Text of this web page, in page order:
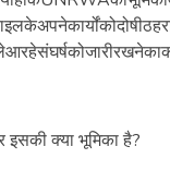
क्या भूमिका है?